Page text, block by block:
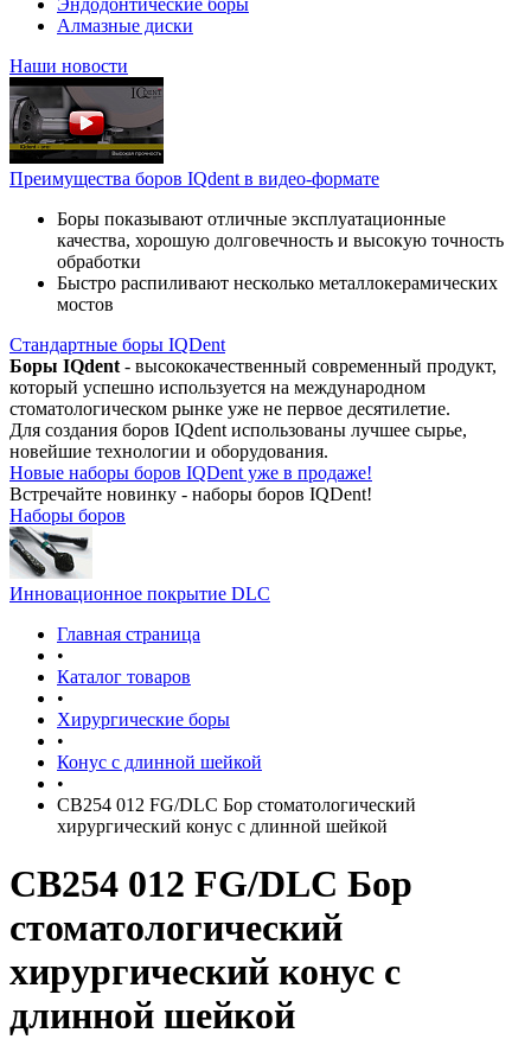
Эндодонтические боры
Алмазные диски
Наши новости
Преимущества боров IQdent в видео-формате
Боры показывают отличные эксплуатационные
качества, хорошую долговечность и высокую точность
обработки
Быстро распиливают несколько металлокерамических
мостов
Стандартные боры IQDent
Боры IQdent - высококачественный современный продукт,
который успешно используется на международном
стоматологическом рынке уже не первое десятилетие.
Для создания боров IQdent использованы лучшее сырье,
новейшие технологии и оборудования.
Новые наборы боров IQDent уже в продаже!
Встречайте новинку - наборы боров IQDent!
Наборы боров
Инновационное покрытие DLC
Главная страница
•
Каталог товаров
•
Хирургические боры
•
Конус с длинной шейкой
•
CB254 012 FG/DLC Бор стоматологический
хирургический конус с длинной шейкой
CB254 012 FG/DLC Бор
стоматологический
хирургический конус с
длинной шейкой